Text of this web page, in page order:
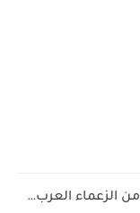
ولي العهد يلتقي عددًا من الزعماء العرب والعالميين